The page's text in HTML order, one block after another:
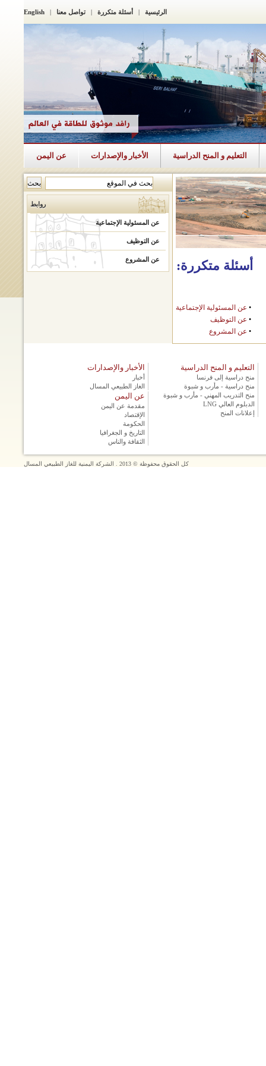
الرئيسية | أسئلة متكررة |تواصل معنا |
English
التعليم و المنح الدراسية الأخبار والإصدارات عن اليمن
أسئلة متكررة:
• عن المسئولية الإجتماعية
• عن التوظيف
• عن المشروع
روابط
عن المسئولية الإجتماعية
عن التوظيف
عن المشروع
التعليم و المنح الدراسية
منح دراسية إلى فرنسا
منح دراسية - مأرب و شبوة
منح التدريب المهني - مأرب و شبوة
الدبلوم العالي LNG
إعلانات المنح
الأخبار والإصدارات
أخبار
الغاز الطبيعي المسال
عن اليمن
مقدمة عن اليمن
الإقتصاد
الحكومة
التاريخ و الجغرافيا
الثقافة والناس
كل الحقوق محفوظة © 2013 . الشركة اليمنية للغاز الطبيعي المسال